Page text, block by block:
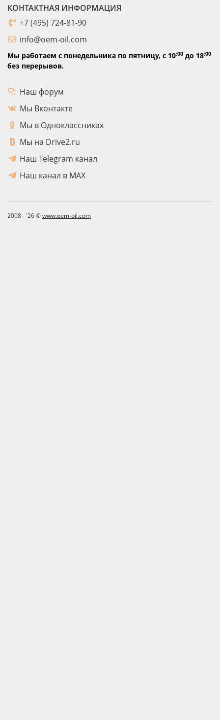
КОНТАКТНАЯ ИНФОРМАЦИЯ
+7 (495) 724-81-90
info@oem-oil.com
Мы работаем с понедельника по пятницу, с 10:00 до 18:00
без перерывов.
Наш форум
Мы Вконтакте
Мы в Одноклассниках
Мы на Drive2.ru
Наш Telegram канал
Наш канал в MAX
2008 - '26 ©www.oem-oil.com